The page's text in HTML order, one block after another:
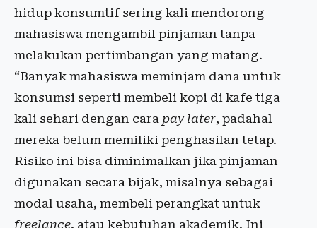
hidup konsumtif sering kali mendorong
mahasiswa mengambil pinjaman tanpa
melakukan pertimbangan yang matang.
“Banyak mahasiswa meminjam dana untuk
konsumsi seperti membeli kopi di kafe tiga
kali sehari dengan cara pay later, padahal
mereka belum memiliki penghasilan tetap.
Risiko ini bisa diminimalkan jika pinjaman
digunakan secara bijak, misalnya sebagai
modal usaha, membeli perangkat untuk
freelance, atau kebutuhan akademik. Ini